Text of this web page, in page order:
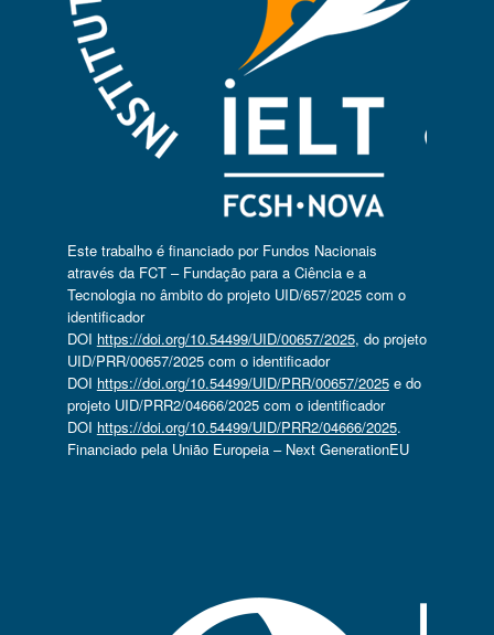
Este trabalho é financiado por Fundos Nacionais
através da FCT – Fundação para a Ciência e a
Tecnologia no âmbito do projeto UID/657/2025 com o
identificador
DOI https://doi.org/10.54499/UID/00657/2025, do projeto
UID/PRR/00657/2025 com o identificador
DOI https://doi.org/10.54499/UID/PRR/00657/2025e do
projeto UID/PRR2/04666/2025 com o identificador
DOI https://doi.org/10.54499/UID/PRR2/04666/2025.
Financiado pela União Europeia – Next GenerationEU